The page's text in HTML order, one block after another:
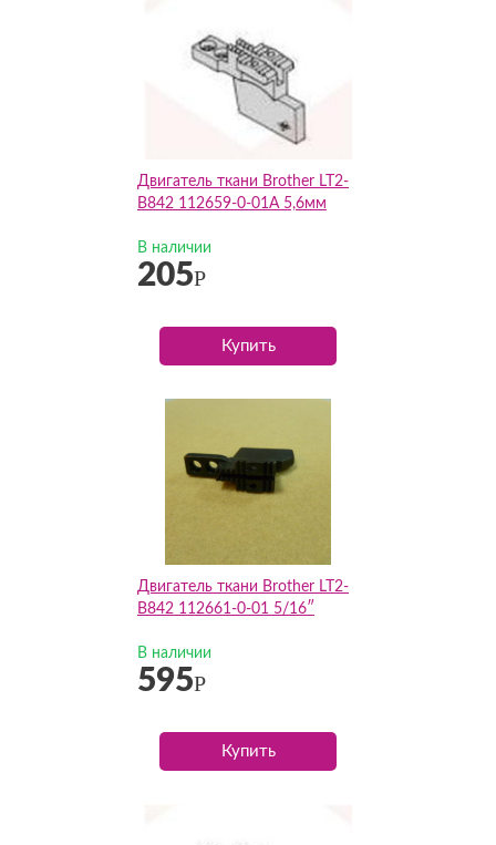
Двигатель ткани Brother LT2-
B842 112659-0-01A 5,6мм
В наличии
205Р
Купить
Двигатель ткани Brother LT2-
B842 112661-0-01 5/16″
В наличии
595Р
Купить